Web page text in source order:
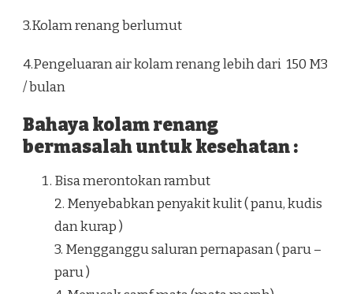
3.Kolam renang berlumut
4.Pengeluaran air kolam renang lebih dari 150 M3
/ bulan
Bahaya kolam renang
bermasalah untuk kesehatan :
Bisa merontokan rambut
2. Menyebabkan penyakit kulit ( panu, kudis
dan kurap )
3. Mengganggu saluran pernapasan ( paru –
paru )